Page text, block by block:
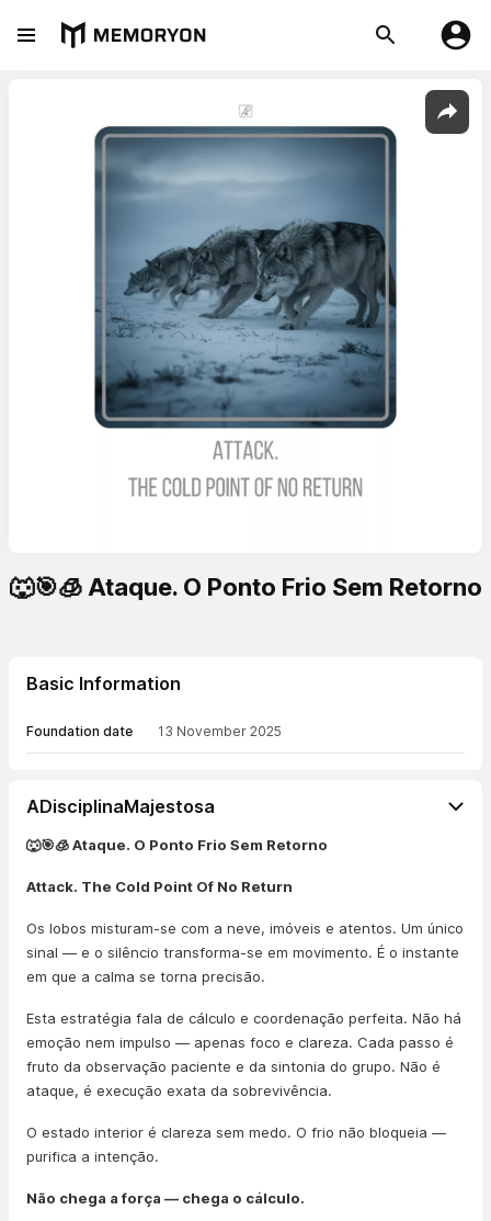
🐺🎯🧊 Ataque. O Ponto Frio Sem Retorno
Basic Information
Foundation date 13 November 2025
ADisciplinaMajestosa
🐺🎯🧊 Ataque. O Ponto Frio Sem Retorno
Attack. The Cold Point Of No Return
Os lobos misturam-se com a neve, imóveis e atentos. Um único
sinal — e o silêncio transforma-se em movimento. É o instante
em que a calma se torna precisão.
Esta estratégia fala de cálculo e coordenação perfeita. Não há
emoção nem impulso — apenas foco e clareza. Cada passo é
fruto da observação paciente e da sintonia do grupo. Não é
ataque, é execução exata da sobrevivência.
O estado interior é clareza sem medo. O frio não bloqueia —
purifica a intenção.
Não chega a força — chega o cálculo.